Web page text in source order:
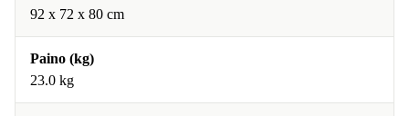
92 x 72 x 80 cm
Paino (kg)
23.0 kg